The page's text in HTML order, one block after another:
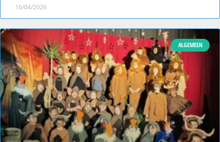
16/04/2026
ALGEMEEN